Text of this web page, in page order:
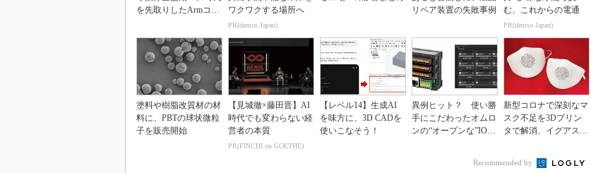
を先取りしたArmコア
ワクワクする場所へ
PR(dentsu Japan)
リペア装置の失敗事例
む、これからの電通
PR(dentsu Japan)
塗料や樹脂改質材の材
料に、PBTの球状微粒
子を販売開始
【見城徹×藤田晋】AI
時代でも変わらない経
営者の本質
PR(FINCHI on GOETHE)
【レベル14】生成AI
を味方に、3D CADを
使いこなそう！
異例ヒット？ 使い勝
手にこだわったオムロ
ンの“オープンな”IO-L
新型コロナで深刻なマ
スク不足を3Dプリン
タで解消、イグアスが
Recommended by